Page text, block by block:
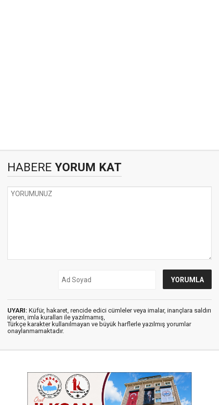
HABERE YORUM KAT
UYARI: Küfür, hakaret, rencide edici cümleler veya imalar, inançlara saldırı
içeren, imla kuralları ile yazılmamış,
Türkçe karakter kullanılmayan ve büyük harflerle yazılmış yorumlar
onaylanmamaktadır.